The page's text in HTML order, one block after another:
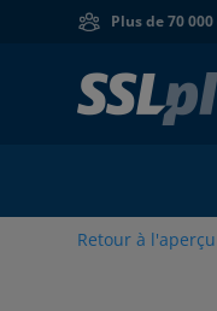
Plus de 70
Retour à l'aperçu